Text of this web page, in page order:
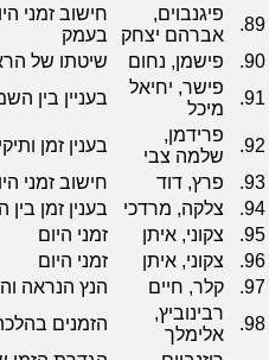
89.
פיגנבוים,
אברהם יצחק
חישוב זמני
בעמק
90.
פישמן, נחום שיטתו של
91.
פישר, יחיאל
מיכל
בעניין בין
92.
פרידמן,
שלמה צבי
בענין זמן
93.
פרץ, דוד חישוב זמני
94.
צלקה, מרדכי בענין זמן
95.
צקוני, איתן זמני היום
96.
צקוני, איתן זמני היום
97.
קלר, חיים הנץ הנראה
98.
רבינוביץ,
אלימלך
הזמנים